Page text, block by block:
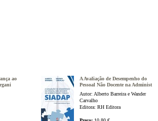
ao
A Avaliação de Desempenho do
Pessoal Não Docente na Administ
Autor: Alberto Barreira e Wander
Carvalho
Editora: RH Editora